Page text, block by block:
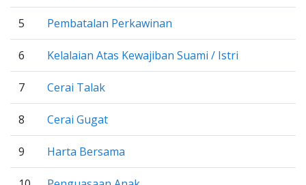
5 Pembatalan Perkawinan
6 Kelalaian Atas Kewajiban Suami / Istri
7 Cerai Talak
8 Cerai Gugat
9 Harta Bersama